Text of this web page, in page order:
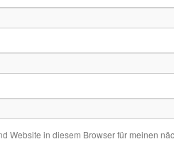
Website in diesem Browser für meinen